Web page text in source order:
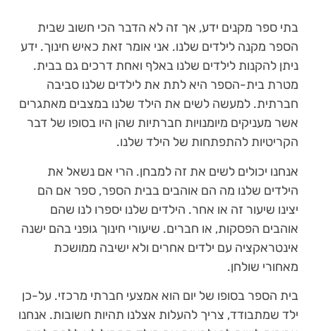
בתי ספר מקנים ידע, אך זה לא הדבר הכי חשוב שבית
הספר מקנה לילדים שלנו. אני אומר זאת כאיש חינוך. ידע
ניתן להקנות לילדים שלנו באלף ואחת דרכים גם בבית.
מטרת בית-הספר היא לתת את לילדים שלנו סביבה
חברתית. למעשה לשים את הילד שלנו במצבים מאתגרים
אשר מעניקים מיומנויות חברתיות שהן היו בסופו של דבר
הקריטיות להתפתחות של הילד שלנו.
אנחנו יכולים לשים את זה למבחן. הרי אם נשאל את
הילדים שלנו מה הם אוהבים בבית הספר, ספר אם הם
יצינו שיעור זה או אחר. הילדים שלנו יספרו לנו שהם
אוהבים הפסקות, או חברים. שיעורי חינוך גופני בהם ישנה
אינטראקציה עם ילדים אחרים ולא ישיבה ממושכת
מאחורי שולחן.
בית הספר בסופו של יום הוא אמצעי חברתי מרכזי. על-כן
ילד שמתבודד, צריך להעלות אצלנו תהיות חשובות. אנחנו